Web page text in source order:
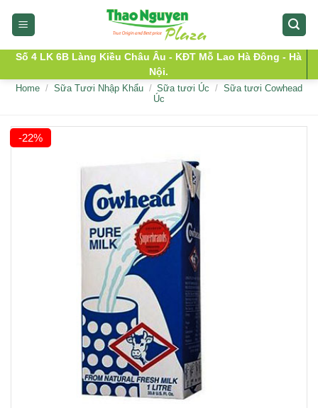
Số 4 LK 6B Làng Kiều Châu Âu - KĐT Mỗ Lao Hà Đông - Hà
Nội.
Home / Sữa Tươi Nhập Khẩu / Sữa tươi Úc / Sữa tươi Cowhead
Úc
-22%